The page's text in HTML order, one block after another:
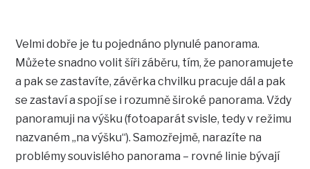
Velmi dobře je tu pojednáno plynulé panorama.
Můžete snadno volit šíři záběru, tím, že panoramujete
a pak se zastavíte, závěrka chvilku pracuje dál a pak
se zastaví a spojí se i rozumně široké panorama. Vždy
panoramuji na výšku (fotoaparát svisle, tedy v režimu
nazvaném „na výšku“). Samozřejmě, narazíte na
problémy souvislého panorama – rovné linie bývají